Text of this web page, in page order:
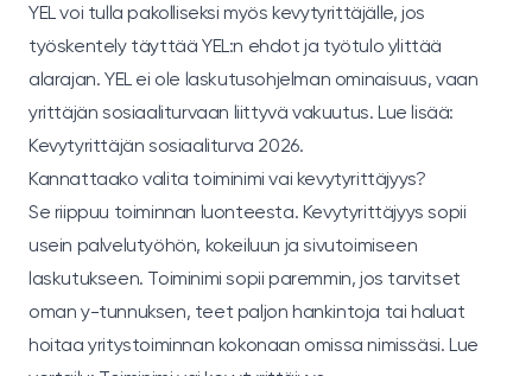
YEL voi tulla pakolliseksi myös kevytyrittäjälle, jos
työskentely täyttää YEL:n ehdot ja työtulo ylittää
alarajan. YEL ei ole laskutusohjelman ominaisuus, vaan
yrittäjän sosiaaliturvaan liittyvä vakuutus. Lue lisää:
Kevytyrittäjän sosiaaliturva 2026.
Kannattaako valita toiminimi vai kevytyrittäjyys?
Se riippuu toiminnan luonteesta. Kevytyrittäjyys sopii
usein palvelutyöhön, kokeiluun ja sivutoimiseen
laskutukseen. Toiminimi sopii paremmin, jos tarvitset
oman y-tunnuksen, teet paljon hankintoja tai haluat
hoitaa yritystoiminnan kokonaan omissa nimissäsi. Lue